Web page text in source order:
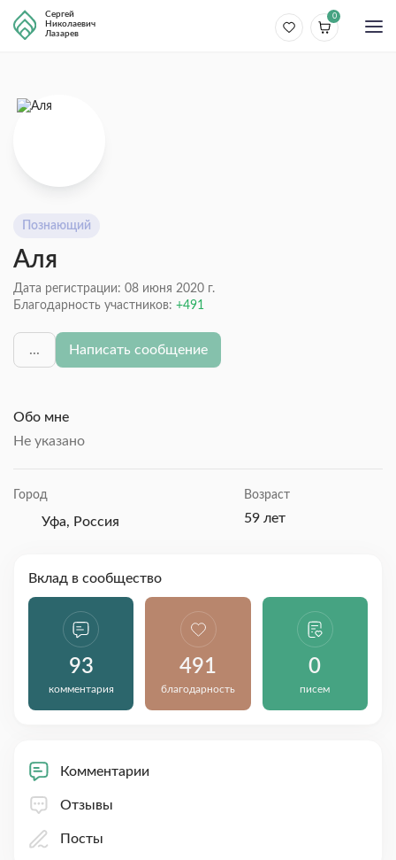
Сергей
Николаевич
Лазарев
0
Познающий
Аля
Дата регистрации: 08 июня 2020 г.
Благодарность участников:
491
... Написать сообщение
Обо мне
Не указано
Город
Уфа, Россия
Возраст
59 лет
Вклад в сообщество
93
комментария
491
благодарность
0
писем
Комментарии
Отзывы
Посты